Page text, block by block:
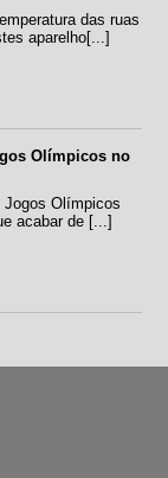
das ruas
aparelho[...]
Olímpicos no
Jogos Olímpicos
acabar de [...]